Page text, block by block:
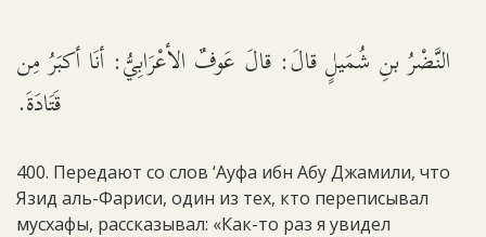
النَّضْرُ بنِ شُمَيلٍ قالَ: قالَ عَوفٌ الأعْرَابِيُّ: أنَا أكبَرُ مِن
قَتَادَةَ.
400. Передают со слов ‘Ауфа ибн Абу Джамили, что
Язид аль-Фариси, один из тех, кто переписывал
мусхафы, рассказывал: «Как-то раз я увидел